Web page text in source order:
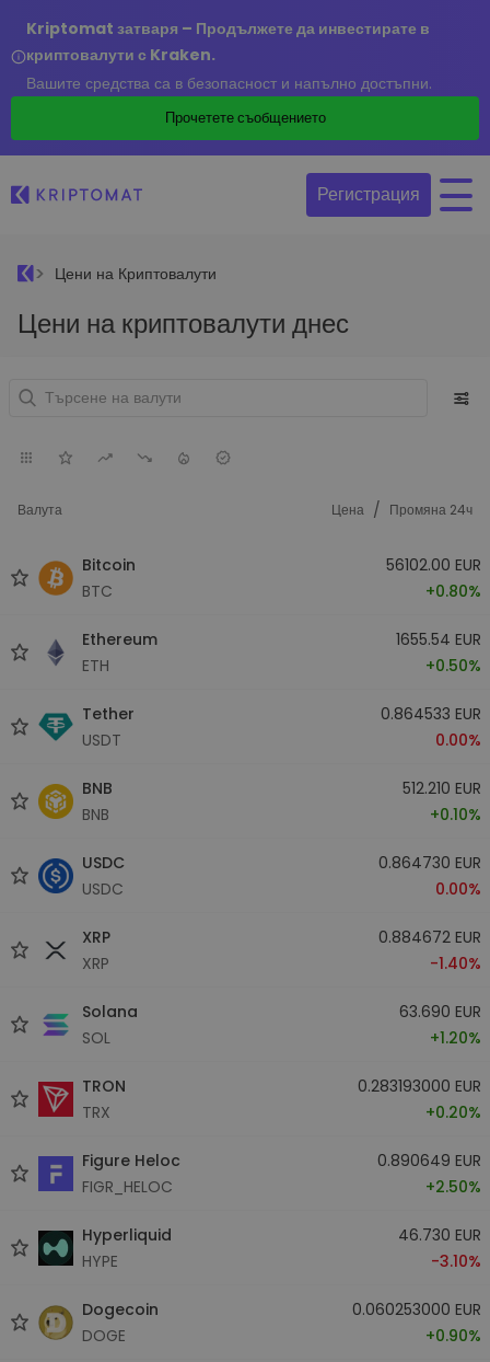
Kriptomat затваря – Продължете да инвестирате в
криптовалути с Kraken.
Вашите средства са в безопасност и напълно достъпни.
Прочетете съобщението
Регистрация
Цени на Криптовалути
Цени на криптовалути днес
Валута Цена / Промяна 24ч
Bitcoin
BTC
56102.00 EUR
+0.80%
Ethereum
ETH
1655.54 EUR
+0.50%
Tether
USDT
0.864533 EUR
0.00%
BNB
BNB
512.210 EUR
+0.10%
USDC
USDC
0.864730 EUR
0.00%
XRP
XRP
0.884672 EUR
-1.40%
Solana
SOL
63.690 EUR
+1.20%
TRON
TRX
0.283193000 EUR
+0.20%
Figure Heloc
FIGR_HELOC
0.890649 EUR
+2.50%
Hyperliquid
HYPE
46.730 EUR
-3.10%
Dogecoin
DOGE
0.060253000 EUR
+0.90%